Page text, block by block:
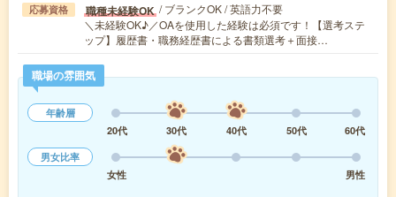
応募資格 職種未経験OK / ブランクOK / 英語力不要
＼未経験OK♪／OAを使用した経験は必須です！【選考ステ
ップ】履歴書・職務経歴書による書類選考＋面接…
職場の雰囲気
年齢層
20代
30代 40代 50代
60代
男女比率
女性
男性